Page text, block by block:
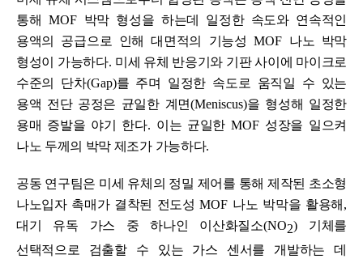
통해 MOF 박막 형성을 하는데 일정한 속도와 연속적인
용액의 공급으로 인해 대면적의 기능성MOF 나노 박막
형성이 가능하다. 미세 유체 반응기와 기판 사이에 마이크로
수준의 단차(Gap)를 주며 일정한 속도로 움직일 수 있는
용액 전단 공정은 균일한 계면(Meniscus)을 형성해 일정한
용매 증발을 야기 한다. 이는 균일한 MOF 성장을 일으켜
나노 두께의 박막 제조가 가능하다.
공동 연구팀은 미세 유체의 정밀 제어를 통해 제작된 초소형
나노입자 촉매가 결착된 전도성MOF 나노 박막을 활용해 ,
대기 유독 가스 중 하나인 이산화질소(NO2) 기체를
선택적으로 검출할 수 있는 가스 센서를 개발하는 데